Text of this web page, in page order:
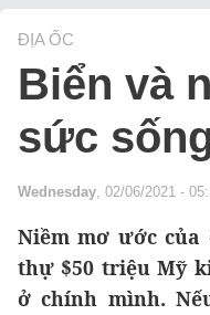
ĐỊA ỐC
Biển và
sức
Wednesday, 02/06/2021 -
Niềm mơ ước của
thự $50 triệu Mỹ
ở chính mình.